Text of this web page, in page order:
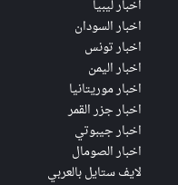
اخبار ليبيا
اخبار السودان
اخبار تونس
اخبار اليمن
اخبار موريتانيا
اخبار جزر القمر
اخبار جيبوتي
اخبار الصومال
لايف ستايل بالعربي